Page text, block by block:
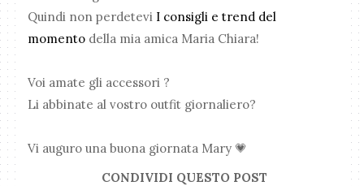
Quindi non perdetevi I consigli e trend del
momento della mia amica Maria Chiara!
Voi amate gli accessori ?
Li abbinate al vostro outfit giornaliero?
Vi auguro una buona giornata Mary 💗
CONDIVIDI QUESTO POST